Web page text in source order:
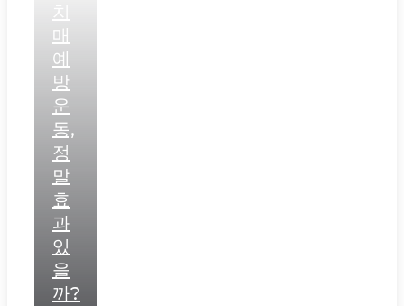
치
매
예
방
운
동,
정
말
효
과
있
을
까?